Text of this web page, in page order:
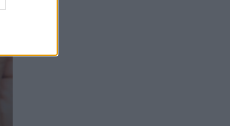
05.08.2026 - 12:11